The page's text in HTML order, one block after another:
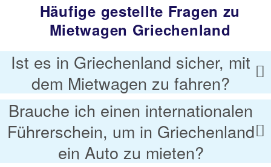
Häufige gestellte Fragen zu
Mietwagen Griechenland
Ist es in Griechenland sicher, mit
dem Mietwagen zu fahren?
Brauche ich einen internationalen
Führerschein, um in Griechenland
ein Auto zu mieten?